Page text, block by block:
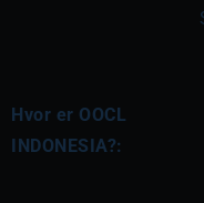
Hvor er OOCL
INDONESIA?: